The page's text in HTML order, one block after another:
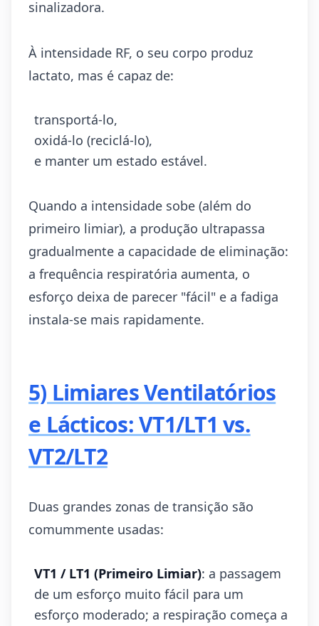
sinalizadora.
À intensidade RF, o seu corpo produz
lactato, mas é capaz de:
transportá-lo,
oxidá-lo (reciclá-lo),
e manter um estado estável.
Quando a intensidade sobe (além do
primeiro limiar), a produção ultrapassa
gradualmente a capacidade de eliminação:
a frequência respiratória aumenta, o
esforço deixa de parecer "fácil" e a fadiga
instala-se mais rapidamente.
5) Limiares Ventilatórios
e Lácticos: VT1/LT1 vs.
VT2/LT2
Duas grandes zonas de transição são
comummente usadas:
VT1 / LT1 (Primeiro Limiar): a passagem
de um esforço muito fácil para um
esforço moderado; a respiração começa a